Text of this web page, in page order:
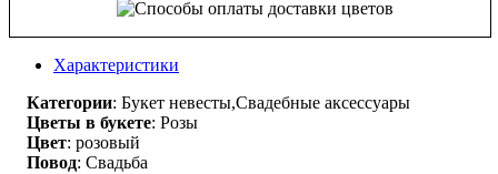
Характеристики
Категории: Букет невесты,Свадебные аксессуары
Цветы в букете: Розы
Цвет: розовый
Повод: Свадьба